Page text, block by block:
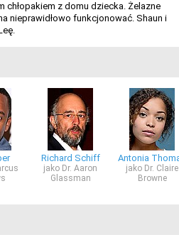
chłopakiem z domu dziecka. Żelazne
nieprawidłowo funkcjonować. Shaun i
Richard Schiff
jako Dr. Aaron
Glassman
Antonia
jako Dr. Claire
Browne